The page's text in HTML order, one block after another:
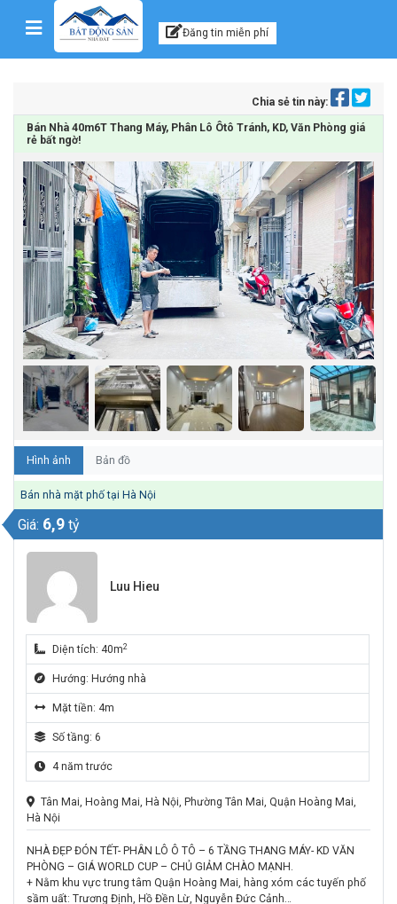
Skip to content Kênh thông tin, tư vấn
Đăng tin miễn phí
Chia sẻ tin này:
Bán Nhà 40m6T Thang Máy, Phân Lô Ôtô Tránh, KD, Văn Phòng giá
rẻ bất ngờ!
Hình ảnh Bản đồ
Bán nhà mặt phố tại Hà Nội
Giá: 6,9 tỷ
Luu Hieu
Diện tích: 40m2
Hướng: Hướng nhà
Mặt tiền: 4m
Số tầng: 6
4 năm trước
Tân Mai, Hoàng Mai, Hà Nội, Phường Tân Mai, Quận Hoàng Mai,
Hà Nội
NHÀ ĐẸP ĐÓN TẾT- PHÂN LÔ Ô TÔ – 6 TẦNG THANG MÁY- KD VĂN
PHÒNG – GIÁ WORLD CUP – CHỦ GIẢM CHÀO MẠNH.
+ Nằm khu vực trung tâm Quận Hoàng Mai, hàng xóm các tuyến phố
sầm uất: Trương Định, Hồ Đền Lừ, Nguyễn Đức Cảnh…